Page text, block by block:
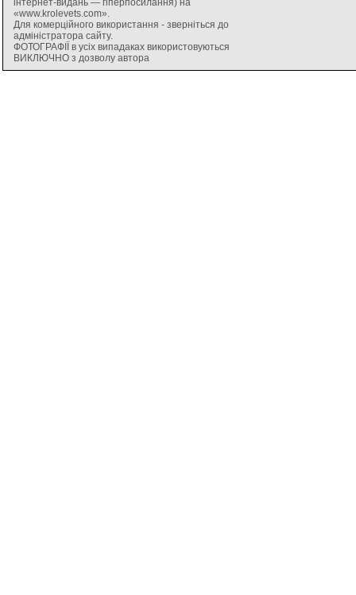
«www.krolevets.com».
Для комерційного використання - зверніться до
адміністратора сайту.
ФОТОГРАФІЇ в усіх випадаках використовуються
ВИКЛЮЧНО з дозволу автора